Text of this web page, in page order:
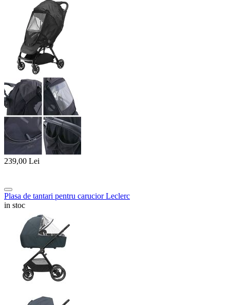
239,00 Lei
Plasa de tantari pentru carucior Leclerc
in stoc